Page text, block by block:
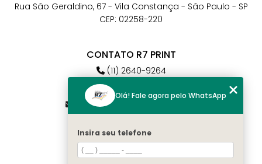
Rua São Geraldino, 67 - Vila Constança - São Paulo - SP
CEP: 02258-220
CONTATO R7 PRINT
(11) 2640-9264
(11) 98784-6664
atendimento@r7print.com.br
MENU
Home
Olá! Fale agora pelo WhatsApp
Insira seu telefone